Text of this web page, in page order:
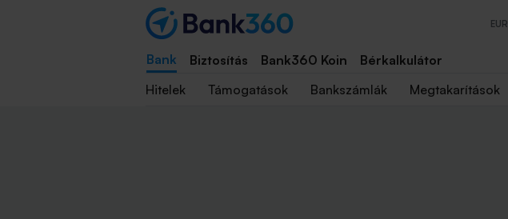
EUR
Bank Biztosítás Bank360 Koin Bérkalkulátor
Hitelek
Támogatások Bankszámlák Megtakarítások